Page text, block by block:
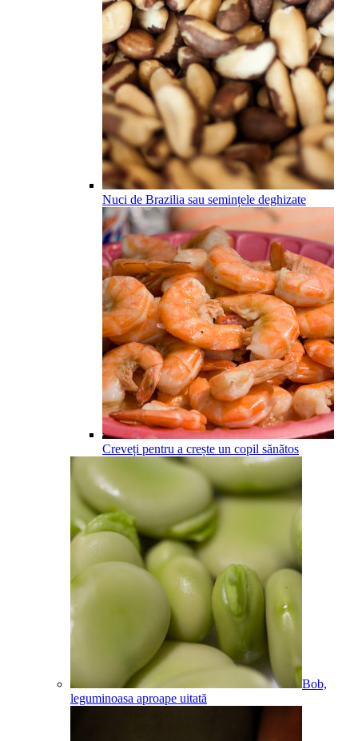
Nuci de Brazilia sau semințele deghizate
Creveți pentru a crește un copil sănătos
Bob,
leguminoasa aproape uitată